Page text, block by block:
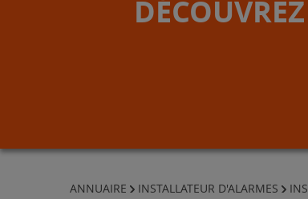
ANNUAIRE INSTALLATEUR D'ALARMES